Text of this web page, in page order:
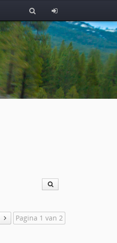
Pagina 1 van 2